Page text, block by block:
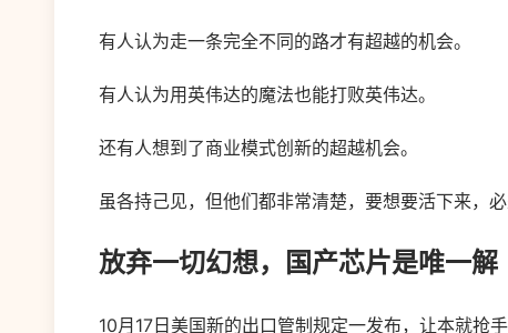
有人认为走一条完全不同的路才有超越的机会。
有人认为用英伟达的魔法也能打败英伟达。
还有人想到了商业模式创新的超越机会。
虽各持己见，但他们都非常清楚，要想要活下来，
放弃一切幻想，国产芯片是唯一解
10月17日美国新的出口管制规定一发布，让本就抢